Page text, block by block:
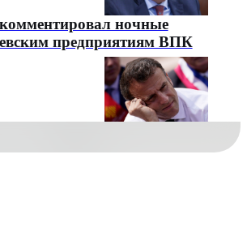
ночные
предприятиям ВПК